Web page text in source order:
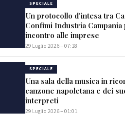
SPECIALE
Un protocollo d'intesa tra
Confimi Industria
incontro alle imprese
29 Luglio 2026 – 07:18
SPECIALE
Una sala della musica in
canzone napoletana e dei
interpreti
29 Luglio 2026 – 01:01